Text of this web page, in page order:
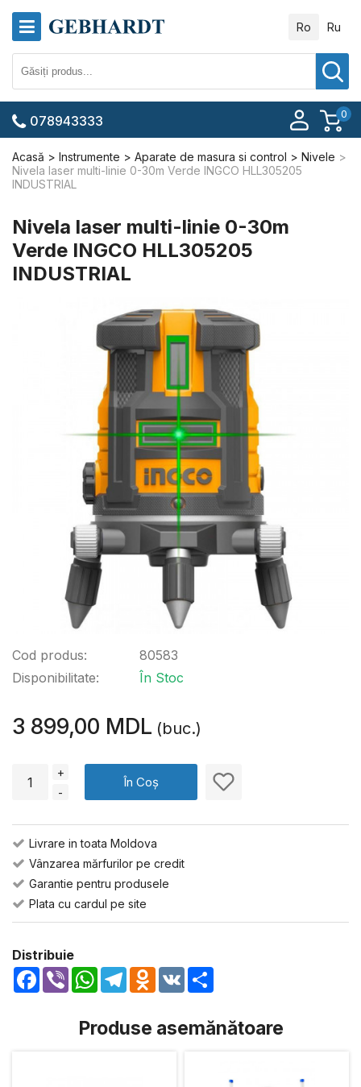
Ro Ru
0
078943333
Acasă Instrumente Aparate de masura si control
Nivele
Nivela laser multi-linie 0-30m Verde INGCO HLL305205
INDUSTRIAL
Nivela laser multi-linie 0-30m
Verde INGCO HLL305205
INDUSTRIAL
Cod produs:
Disponibilitate:
80583
În Stoc
3 899,00 MDL (buc.)
+
-
În Coș
Livrare in toata Moldova
Vânzarea mărfurilor pe credit
Garantie pentru produsele
Plata cu cardul pe site
Distribuie
Facebook
Viber WhatsApp
TelegramOdnoklassniki
VK
Produse asemănătoare